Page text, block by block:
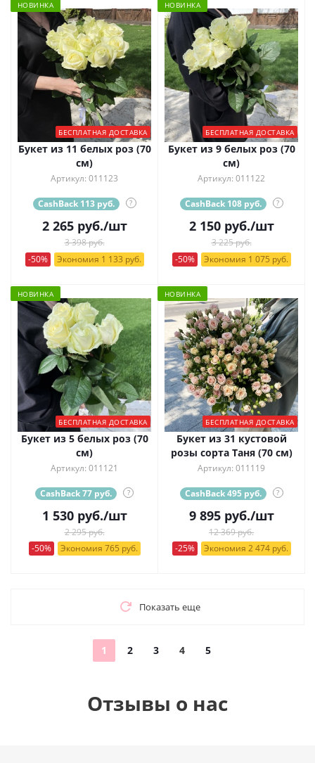
НОВИНКА
БЕСПЛАТНАЯ ДОСТАВКА
Букет из 11 белых роз (70
см)
Артикул: 011123
CashBack 113 руб. ?
2 265руб./шт
3 398 руб.
-50%
Экономия 1 133 руб.
НОВИНКА
БЕСПЛАТНАЯ ДОСТАВКА
Букет из 9 белых роз (70
см)
Артикул: 011122
CashBack 108 руб. ?
2 150руб./шт
3 225 руб.
-50%
Экономия 1 075 руб.
НОВИНКА
БЕСПЛАТНАЯ ДОСТАВКА
Букет из 5 белых роз (70
см)
Артикул: 011121
CashBack 77 руб. ?
1 530руб./шт
2 295 руб.
-50%
Экономия 765 руб.
НОВИНКА
БЕСПЛАТНАЯ ДОСТАВКА
Букет из 31 кустовой
розы сорта Таня (70 см)
Артикул: 011119
CashBack 495 руб. ?
9 895руб./шт
12 369 руб.
-25%
Экономия 2 474 руб.
Показать еще
1 2 3 4 5
Отзывы о нас